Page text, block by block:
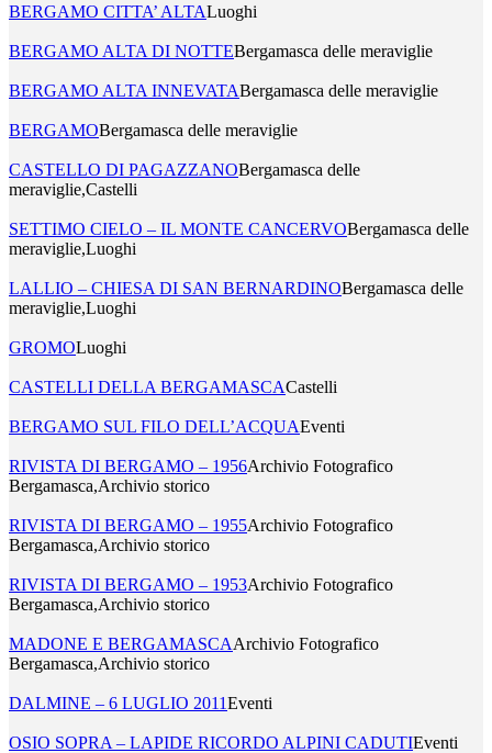
BERGAMO CITTA’ ALTALuoghi
BERGAMO ALTA DI NOTTEBergamasca delle meraviglie
BERGAMO ALTA INNEVATABergamasca delle meraviglie
BERGAMOBergamasca delle meraviglie
CASTELLO DI PAGAZZANOBergamasca delle
meraviglie,Castelli
SETTIMO CIELO – IL MONTE CANCERVOBergamasca delle
meraviglie,Luoghi
LALLIO – CHIESA DI SAN BERNARDINOBergamasca delle
meraviglie,Luoghi
GROMOLuoghi
CASTELLI DELLA BERGAMASCACastelli
BERGAMO SUL FILO DELL’ACQUAEventi
RIVISTA DI BERGAMO – 1956Archivio Fotografico
Bergamasca,Archivio storico
RIVISTA DI BERGAMO – 1955Archivio Fotografico
Bergamasca,Archivio storico
RIVISTA DI BERGAMO – 1953Archivio Fotografico
Bergamasca,Archivio storico
MADONE E BERGAMASCAArchivio Fotografico
Bergamasca,Archivio storico
DALMINE – 6 LUGLIO 2011Eventi
OSIO SOPRA – LAPIDE RICORDO ALPINI CADUTIEventi